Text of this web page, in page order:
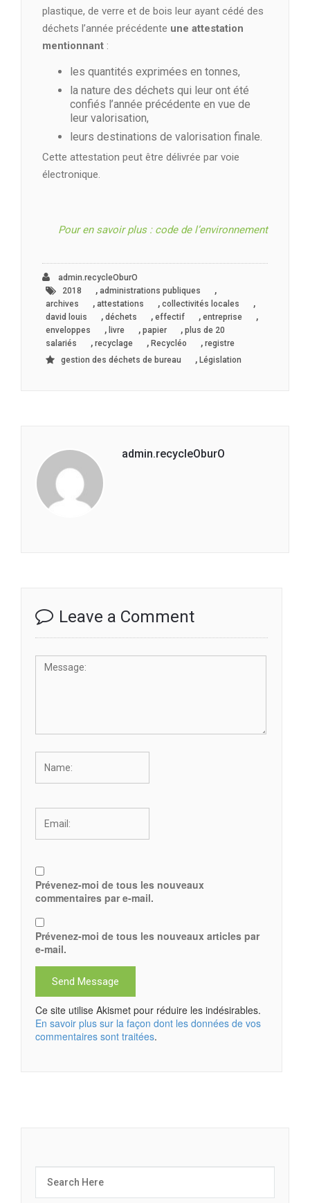
plastique, de verre et de bois leur ayant cédé des
déchets l’année précédente une attestation
mentionnant :
les quantités exprimées en tonnes,
la nature des déchets qui leur ont été
confiés l’année précédente en vue de
leur valorisation,
leurs destinations de valorisation finale.
Cette attestation peut être délivrée par voie
électronique.
Pour en savoir plus : code de l’environnement
admin.recycleOburO
2018
, administrations publiques ,
archives , attestations , collectivités locales ,
david louis , déchets , effectif , entreprise ,
enveloppes , livre , papier , plus de 20
salariés
, recyclage , Recycléo , registre
gestion des déchets de bureau
, Législation
admin.recycleOburO
Leave a Comment
Prévenez-moi de tous les nouveaux
commentaires par e-mail.
Prévenez-moi de tous les nouveaux articles par
e-mail.
Ce site utilise Akismet pour réduire les indésirables.
En savoir plus sur la façon dont les données de vos
commentaires sont traitées.